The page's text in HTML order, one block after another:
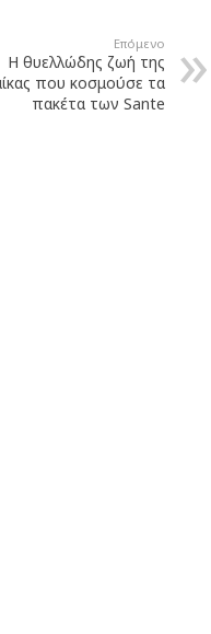
Επόμενο
Η θυελλώδης ζωή της
που κοσμούσε τα
πακέτα των Sante